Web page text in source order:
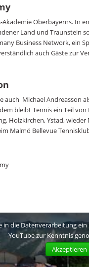
Oberbayerns. In
Land und Traunstein
Business Network, ein
auch Gäste zur
auch Michael Andreasson
bleibt Tennis ein Teil
Holzkirchen, Ystad,
Malmö Bellevue
in die Datenverarbeitung
YouTube zur Kenntnis
Akzeptieren